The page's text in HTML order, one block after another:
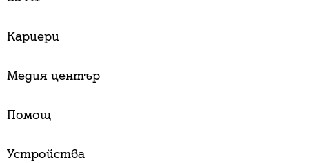
Кариери
Медия център
Помощ
Устройства